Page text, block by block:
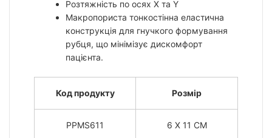
Розтяжність по осях X та Y
Макропориста тонкостінна еластична
конструкція для гнучкого формування
рубця, що мінімізує дискомфорт
пацієнта.
Код продукту Розмір
PPMS611 6 X 11 CM